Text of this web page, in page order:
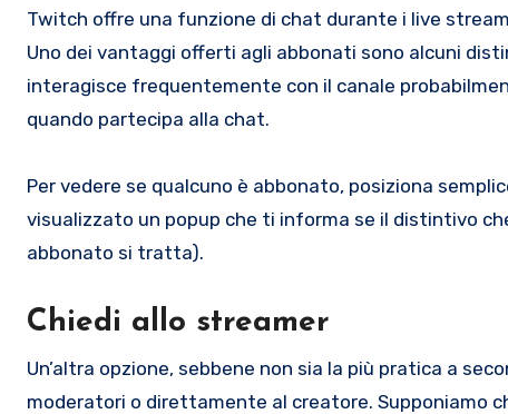
Twitch offre una funzione di chat durante i live
Uno dei vantaggi offerti agli abbonati sono alcuni
interagisce frequentemente con il canale
quando partecipa alla chat.
Per vedere se qualcuno è abbonato, posiziona
visualizzato un popup che ti informa se il distintivo
abbonato si tratta).
Chiedi allo streamer
Un’altra opzione, sebbene non sia la più pratica a
moderatori o direttamente al creatore. Supponiamo